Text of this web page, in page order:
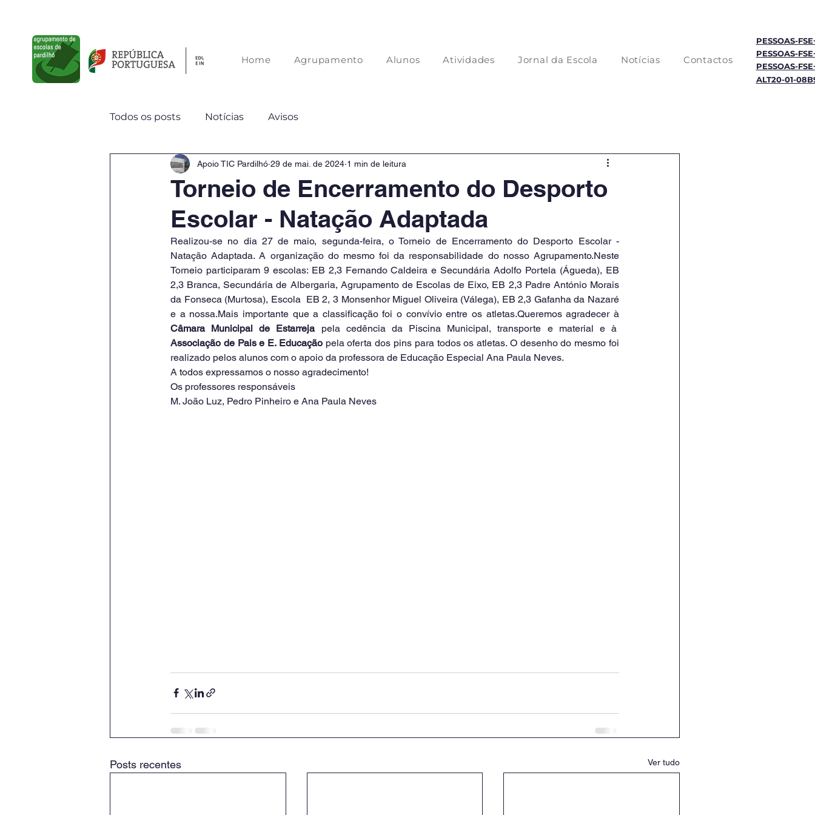
PESSOAS-
Home Agrupamento Alunos Atividades Jornal da Escola Notícias Contactos
PESSOAS-
PESSOAS-
ALT20-01-
Todos os posts Notícias Avisos
Torneio de Encerramento do Desporto
Escolar - Natação Adaptada
Apoio TIC Pardilhó 29 de mai. de 2024 1 min de leitura
Realizou-se no dia 27 de maio, segunda-feira, o Torneio de Encerramento do Desporto Escolar -
Natação Adaptada. A organização do mesmo foi da responsabilidade do nosso Agrupamento.Neste
Torneio participaram 9 escolas: EB 2,3 Fernando Caldeira e Secundária Adolfo Portela (Águeda), EB
2,3 Branca, Secundária de Albergaria, Agrupamento de Escolas de Eixo, EB 2,3 Padre António Morais
da Fonseca (Murtosa), Escola  EB 2, 3 Monsenhor Miguel Oliveira (Válega), EB 2,3 Gafanha da Nazaré
Câmara Municipal de Estarreja
Associação de Pais e E. Educação pela oferta dos pins para todos os atletas. O desenho do mesmo foi
realizado pelos alunos com o apoio da professora de Educação Especial Ana Paula Neves.
A todos expressamos o nosso agradecimento!
Os professores responsáveis
M. João Luz, Pedro Pinheiro e Ana Paula Neves
Posts recentes Ver tudo